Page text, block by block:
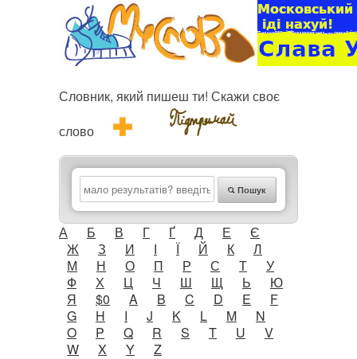
Словник, який пишеш ти! Скажи своє
слово
Пошук
А Б В Г Ґ Д Е
Є
Ж
З И І Ї Й К
Л
М
Н О П Р С Т
У
Ф
Х Ц Ч Ш Щ Ь
Ю
Я
$0 A B C D E
F
G
H I J K L M
N
O
P Q R S T U
V
W
X Y Z